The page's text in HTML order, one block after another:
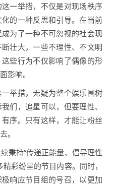
一举措，不仅是对现场秩序
的一种反思和引导。在当前
为了一种不可忽视的社会现
壮大，一些不理性、不文明
些行为不仅影响了偶像的形
影响。
举措，无疑为整个娱乐圈树
们，追星可以，但要理性、
序。只有这样，才能让粉丝
。
秉持“传递正能量、倡导理性
彩纷呈的节目内容。同时，
响应节目组的号召，以更加